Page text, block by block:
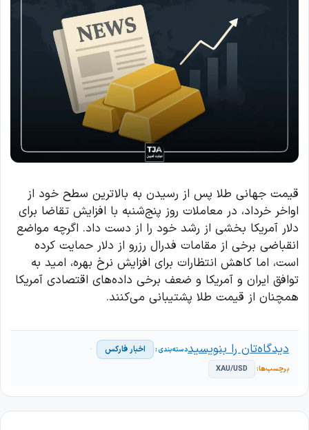
قیمت جهانی طلا پس از رسیدن به بالاترین سطح خود از
اواخر خرداد، در معاملات روز پنج‌شنبه با افزایش تقاضا برای
دلار آمریکا بخشی از رشد خود را از دست داد. اگرچه مواضع
انقباضی برخی از مقامات فدرال رزرو از دلار حمایت کرده
است، اما کاهش انتظارات برای افزایش نرخ بهره، امید به
توافق ایران و آمریکا و ضعف برخی داده‌های اقتصادی آمریکا
همچنان از قیمت طلا پشتیبانی می‌کنند.
اخبار فارکس
XAU/USD
دیدگاه‌تان را بنویسید